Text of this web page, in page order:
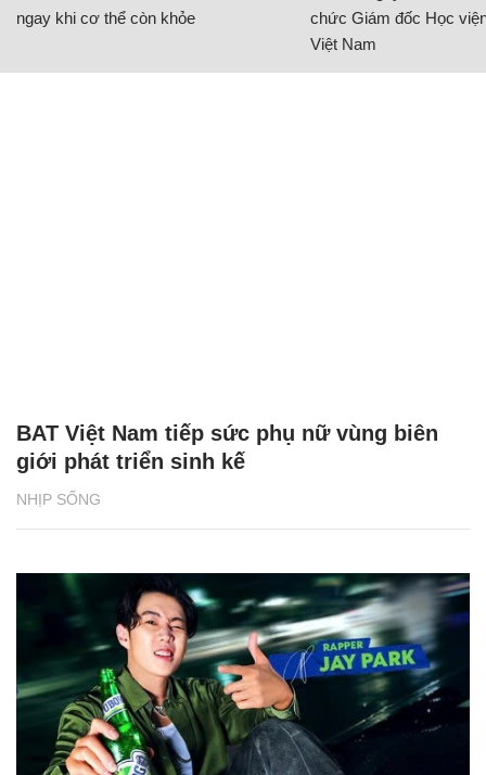
ngay khi cơ thể còn khỏe
chức Giám đốc Học
Việt Nam
NHỊP SỐNG
BAT Việt Nam tiếp sức phụ nữ vùng biên
giới phát triển sinh kế